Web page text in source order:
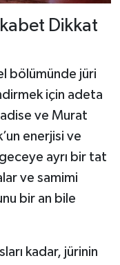
Dikkat
bölümünde jüri
için adeta
ve Murat
enerjisi ve
geceye ayrı bir tat
ve samimi
bir an bile
kadar, jürinin